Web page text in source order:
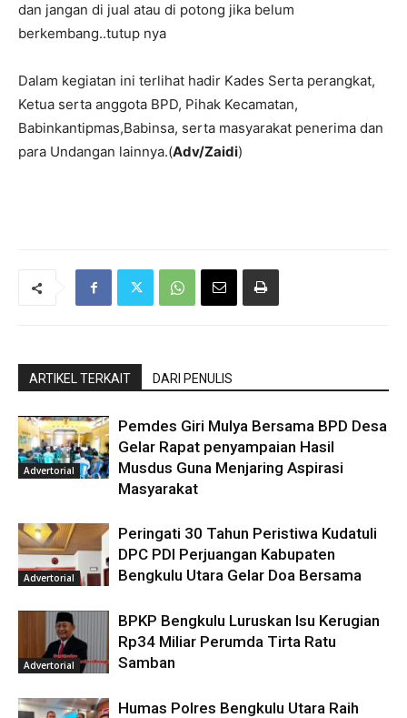
dan jangan di jual atau di potong jika belum
berkembang..tutup nya
Dalam kegiatan ini terlihat hadir Kades Serta perangkat,
Ketua serta anggota BPD, Pihak Kecamatan,
Babinkantipmas,Babinsa, serta masyarakat penerima dan
para Undangan lainnya.(Adv/Zaidi)
ARTIKEL TERKAIT DARI PENULIS
Advertorial
Pemdes Giri Mulya Bersama BPD Desa
Gelar Rapat penyampaian Hasil
Musdus Guna Menjaring Aspirasi
Masyarakat
Advertorial
Peringati 30 Tahun Peristiwa Kudatuli
DPC PDI Perjuangan Kabupaten
Bengkulu Utara Gelar Doa Bersama
Advertorial
BPKP Bengkulu Luruskan Isu Kerugian
Rp34 Miliar Perumda Tirta Ratu
Samban
Humas Polres Bengkulu Utara Raih